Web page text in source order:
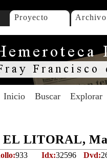
Proyecto Archivo
Inicio Buscar Explorar
EL LITORAL,
933 Idx:32596 Dvd: